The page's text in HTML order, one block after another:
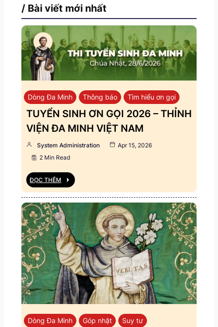
/ Bài viết mới nhất
Dòng Đa Minh Thông báo Tìm hiểu ơn gọi
TUYỂN SINH ƠN GỌI 2026 – THỈNH
VIỆN ĐA MINH VIỆT NAM
System Administration
Apr 15, 2026
2 Min Read
ĐỌC THÊM
Dòng Đa Minh Góp nhặt Suy tư